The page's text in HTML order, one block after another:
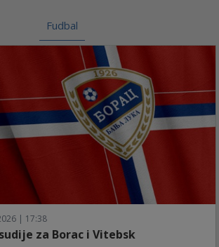
Fudbal
| 17:38
za Borac i Vitebsk